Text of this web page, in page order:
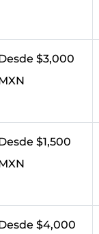
$3,000
$1,500
$4,000